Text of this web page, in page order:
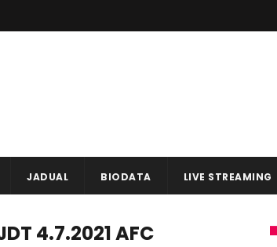
JADUAL BIODATA LIVE STREAMING
4.7.2021 AFC